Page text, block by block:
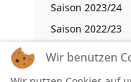
Saison 2023/24
Saison 2022/23
Saison 2021/22
Wir benutzen